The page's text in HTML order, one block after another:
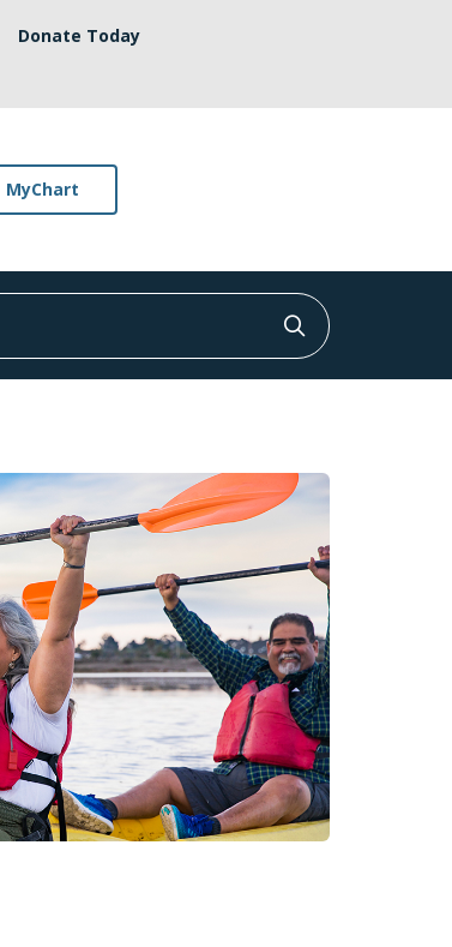
Donate Today
MyChart
Click to